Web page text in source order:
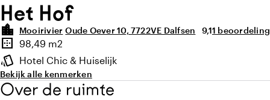
Het Hof
location_city Mooirivier Oude Oever 10, 7722VE Dalfsen Gemiddelde
9,1Aantal
1 beoordeling
Highlights
border_outer
Oppervlakte
98,49 m2
style
Sfeer en uitstraling
Hotel Chic & Huiselijk
Bekijk alle kenmerken
Over de ruimte